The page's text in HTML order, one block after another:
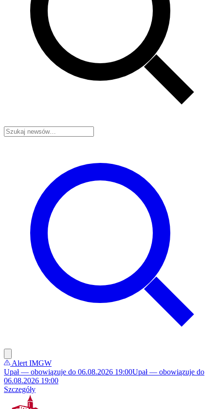
Alert IMGW
Upał — obowiązuje do 06.08.2026 19:00Upał — obowiązuje do
06.08.2026 19:00
Szczegóły